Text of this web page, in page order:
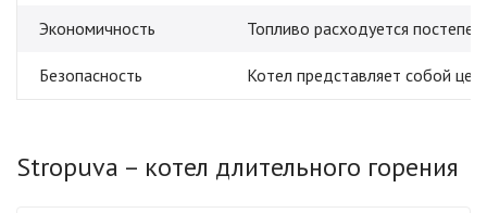
Экономичность Топливо расходуется
Безопасность Котел представляет собой
Stropuva – котел длительного горения